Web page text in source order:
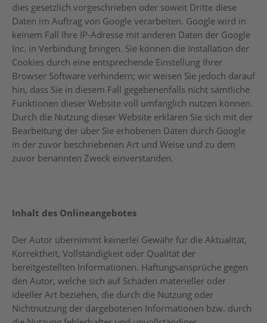
dies gesetzlich vorgeschrieben oder soweit Dritte diese
Daten im Auftrag von Google verarbeiten. Google wird in
keinem Fall Ihre IP-Adresse mit anderen Daten der Google
Inc. in Verbindung bringen. Sie können die Installation der
Cookies durch eine entsprechende Einstellung Ihrer
Browser Software verhindern; wir weisen Sie jedoch darauf
hin, dass Sie in diesem Fall gegebenenfalls nicht sämtliche
Funktionen dieser Website voll umfänglich nutzen können.
Durch die Nutzung dieser Website erklären Sie sich mit der
Bearbeitung der über Sie erhobenen Daten durch Google
in der zuvor beschriebenen Art und Weise und zu dem
zuvor benannten Zweck einverstanden.
Inhalt des Onlineangebotes
Der Autor übernimmt keinerlei Gewähr für die Aktualität,
Korrektheit, Vollständigkeit oder Qualität der
bereitgestellten Informationen. Haftungsansprüche gegen
den Autor, welche sich auf Schäden materieller oder
ideeller Art beziehen, die durch die Nutzung oder
Nichtnutzung der dargebotenen Informationen bzw. durch